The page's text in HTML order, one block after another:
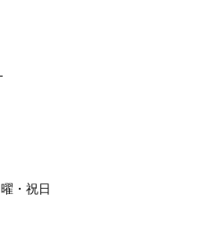
・祝日